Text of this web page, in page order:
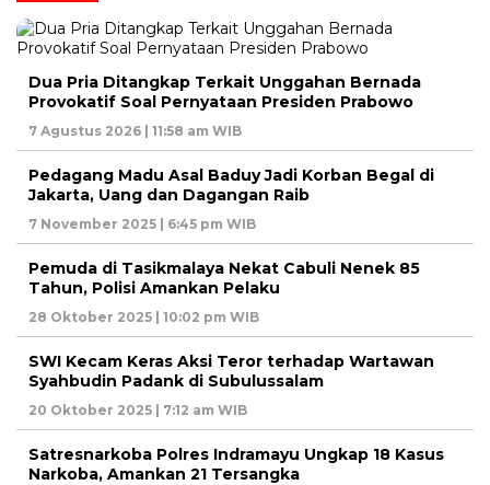
Dua Pria Ditangkap Terkait Unggahan Bernada
Provokatif Soal Pernyataan Presiden Prabowo
7 Agustus 2026 | 11:58 am WIB
Pedagang Madu Asal Baduy Jadi Korban Begal di
Jakarta, Uang dan Dagangan Raib
7 November 2025 | 6:45 pm WIB
Pemuda di Tasikmalaya Nekat Cabuli Nenek 85
Tahun, Polisi Amankan Pelaku
28 Oktober 2025 | 10:02 pm WIB
SWI Kecam Keras Aksi Teror terhadap Wartawan
Syahbudin Padank di Subulussalam
20 Oktober 2025 | 7:12 am WIB
Satresnarkoba Polres Indramayu Ungkap 18 Kasus
Narkoba, Amankan 21 Tersangka